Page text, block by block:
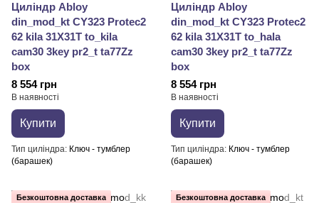
Циліндр Abloy
din_mod_kt CY323 Protec2
62 kila 31X31T to_kila
cam30 3key pr2_t ta77Zz
box
8 554 грн
В наявності
Купити
Тип циліндра Ключ - тумблер
(барашек)
Циліндр Abloy
din_mod_kt CY323 Protec2
62 kila 31X31T to_hala
cam30 3key pr2_t ta77Zz
box
8 554 грн
В наявності
Купити
Тип циліндра Ключ - тумблер
(барашек)
Безкоштовна доставка
Безкоштовна доставка